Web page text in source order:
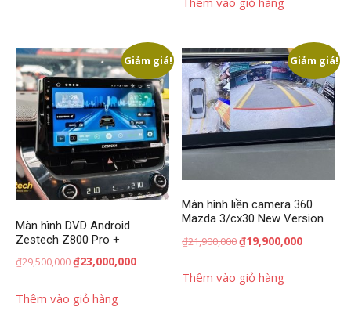
Giảm giá!
Màn hình DVD Android
Zestech Z800 Pro +
₫29,500,000Giá
là:
₫23,000,000Giá
Thêm vào giỏ hàng
Giảm giá!
Màn hình liền camera 360
Mazda 3/cx30 New Version
₫21,900,000Giá
là:
₫19,900,000Giá
Thêm vào giỏ hàng